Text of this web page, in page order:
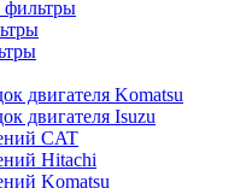
фильтры
двигателя Komatsu
двигателя Isuzu
CAT
Hitachi
Komatsu